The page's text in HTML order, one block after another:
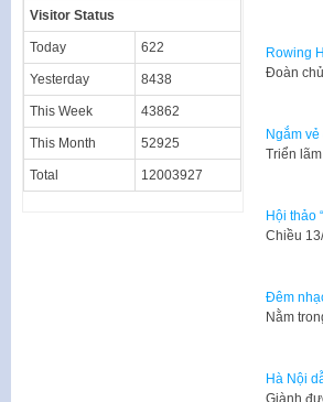
Rowing
Đoàn
Ngắm
Triển
Hội thảo
Chiều
Đêm
Nằm
Hà Nội
Giành
Visitor Status
Today 622
Yesterday 8438
This Week 43862
This Month 52925
Total 12003927